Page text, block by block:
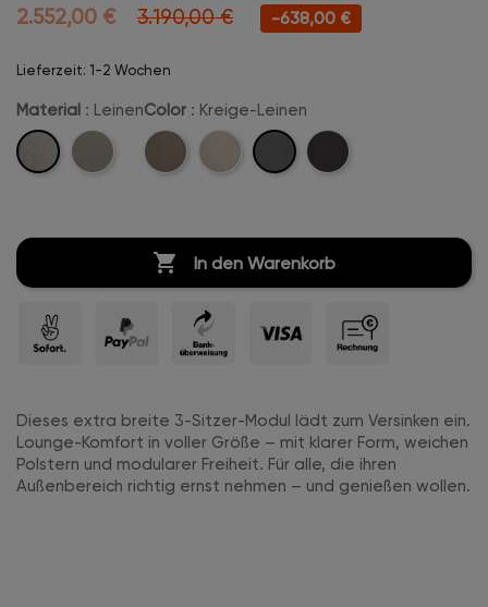
2.552,00 € 3.190,00 € -638,00 €
Lieferzeit: 1-2 Wochen
Material : Leinen
Leinen
Marine-
Color : Kreige-Leinen
Beige-
Creme-Kreige-
Leinen
Anthrazit-
 In den Warenkorb
Dieses extra breite 3-Sitzer-Modul lädt zum Versinken ein.
Lounge-Komfort in voller Größe – mit klarer Form, weichen
Polstern und modularer Freiheit. Für alle, die ihren
Außenbereich richtig ernst nehmen – und genießen wollen.